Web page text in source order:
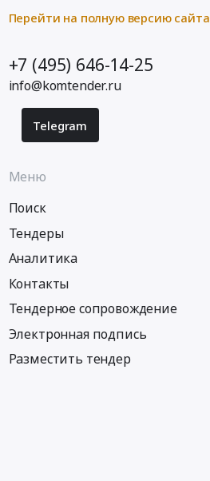
Перейти на полную версию сайта
+7 (495) 646-14-25
info@komtender.ru
Telegram
Меню
Поиск
Тендеры
Аналитика
Контакты
Тендерное сопровождение
Электронная подпись
Разместить тендер